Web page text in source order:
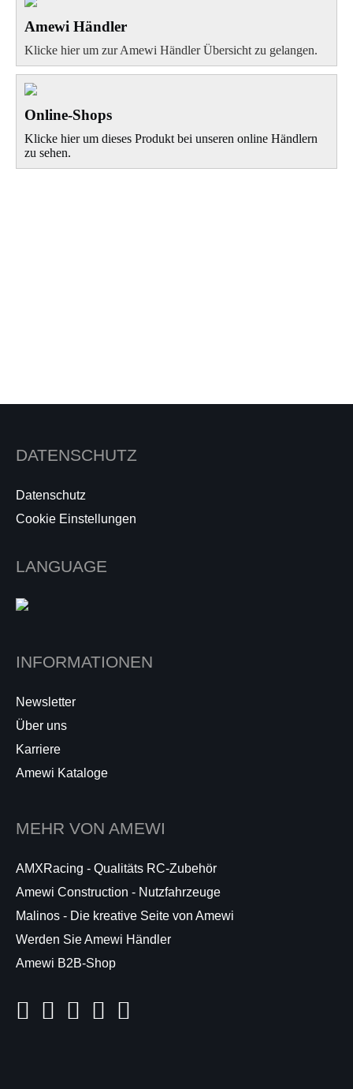
Amewi Händler
Klicke hier um zur Amewi Händler Übersicht zu gelangen.
Online-Shops
Klicke hier um dieses Produkt bei unseren online Händlern
zu sehen.
DATENSCHUTZ
Datenschutz
Cookie Einstellungen
LANGUAGE
INFORMATIONEN
Newsletter
Über uns
Karriere
Amewi Kataloge
MEHR VON AMEWI
AMXRacing - Qualitäts RC-Zubehör
Amewi Construction - Nutzfahrzeuge
Malinos - Die kreative Seite von Amewi
Werden Sie Amewi Händler
Amewi B2B-Shop